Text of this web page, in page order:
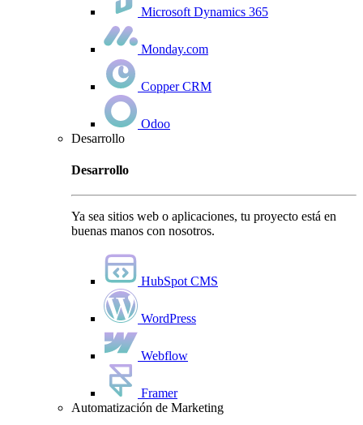
Microsoft Dynamics 365
Monday.com
Copper CRM
Odoo
Desarrollo
Desarrollo
Ya sea sitios web o aplicaciones, tu proyecto está en
buenas manos con nosotros.
HubSpot CMS
WordPress
Webflow
Framer
Automatización de Marketing